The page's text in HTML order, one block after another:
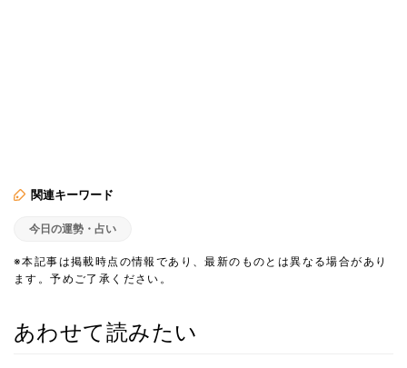
関連キーワード
今日の運勢・占い
※本記事は掲載時点の情報であり、最新のものとは異なる場合があり
ます。予めご了承ください。
あわせて読みたい